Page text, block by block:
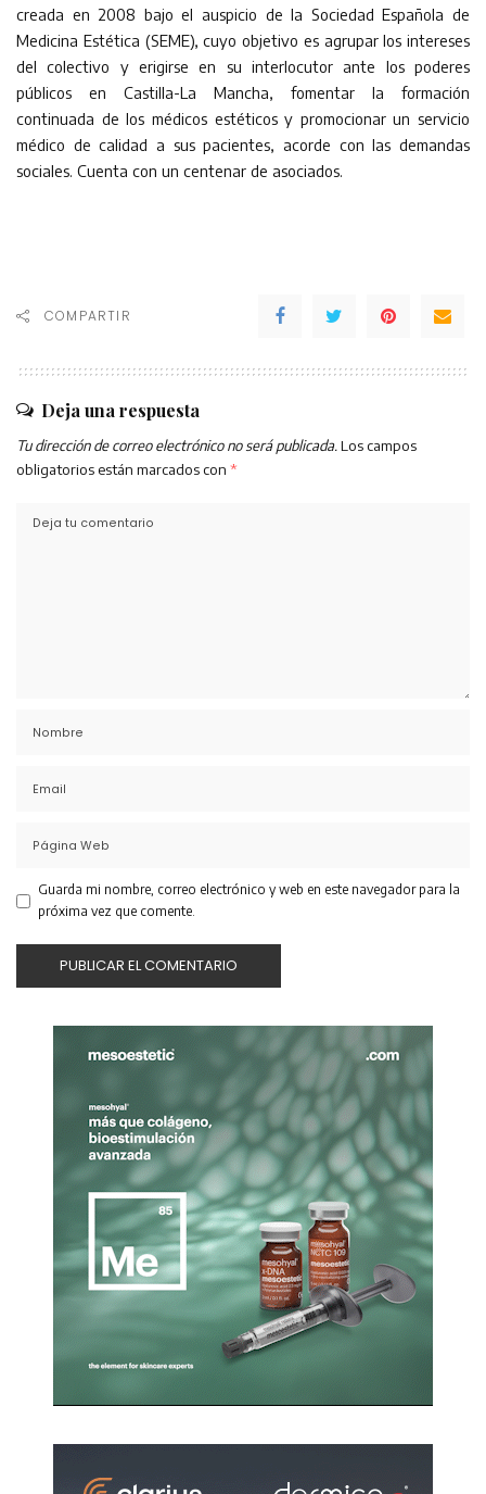
creada en 2008 bajo el auspicio de la Sociedad Española de
Medicina Estética (SEME), cuyo objetivo es agrupar los intereses
del colectivo y erigirse en su interlocutor ante los poderes
públicos en Castilla-La Mancha, fomentar la formación
continuada de los médicos estéticos y promocionar un servicio
médico de calidad a sus pacientes, acorde con las demandas
sociales. Cuenta con un centenar de asociados.
COMPARTIR
Deja una respuesta
Tu dirección de correo electrónico no será publicada. Los campos
obligatorios están marcados con *
Guarda mi nombre, correo electrónico y web en este navegador para la
próxima vez que comente.